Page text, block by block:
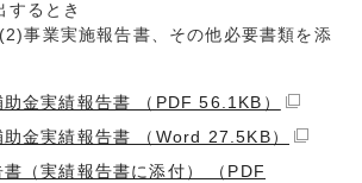
するとき
事業実施報告書、その他必要書類を添
金実績報告書 （PDF 56.1KB）
金実績報告書 （Word 27.5KB）
（実績報告書に添付） （PDF